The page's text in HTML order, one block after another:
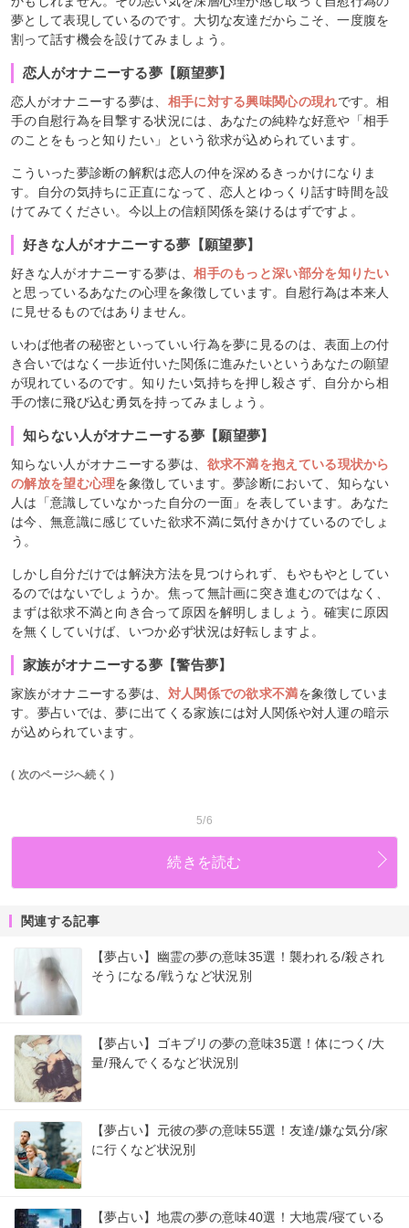
夢として表現しているのです。大切な友達だからこそ、一度腹を
割って話す機会を設けてみましょう。
恋人がオナニーする夢【願望夢】
恋人がオナニーする夢は、 相手に対する興味関心の現れです。相
手の自慰行為を目撃する状況には、あなたの純粋な好意や「相手
のことをもっと知りたい」という欲求が込められています。
こういった夢診断の解釈は恋人の仲を深めるきっかけになりま
す。自分の気持ちに正直になって、恋人とゆっくり話す時間を設
けてみてください。今以上の信頼関係を築けるはずですよ。
好きな人がオナニーする夢【願望夢】
好きな人がオナニーする夢は、相手のもっと深い部分を知りたい
と思っているあなたの心理を象徴しています。自慰行為は本来人
に見せるものではありません。
いわば他者の秘密といっていい行為を夢に見るのは、表面上の付
き合いではなく一歩近付いた関係に進みたいというあなたの願望
が現れているのです。知りたい気持ちを押し殺さず、自分から相
手の懐に飛び込む勇気を持ってみましょう。
知らない人がオナニーする夢【願望夢】
知らない人がオナニーする夢は、 欲求不満を抱えている現状から
の解放を望む心理を象徴しています。夢診断において、知らない
人は「意識していなかった自分の一面」を表しています。あなた
は今、無意識に感じていた欲求不満に気付きかけているのでしょ
う。
しかし自分だけでは解決方法を見つけられず、もやもやとしてい
るのではないでしょうか。焦って無計画に突き進むのではなく、
まずは欲求不満と向き合って原因を解明しましょう。確実に原因
を無くしていけば、いつか必ず状況は好転しますよ。
家族がオナニーする夢【警告夢】
家族がオナニーする夢は、 対人関係での欲求不満を象徴していま
す。夢占いでは、夢に出てくる家族には対人関係や対人運の暗示
が込められています。
( 次のページへ続く )
5/6
続きを読む
関連する記事
【夢占い】幽霊の夢の意味35選！襲われる/殺され
そうになる/戦うなど状況別
【夢占い】ゴキブリの夢の意味35選！体につく/大
量/飛んでくるなど状況別
【夢占い】元彼の夢の意味55選！友達/嫌な気分/家
に行くなど状況別
【夢占い】地震の夢の意味40選！大地震/寝ている